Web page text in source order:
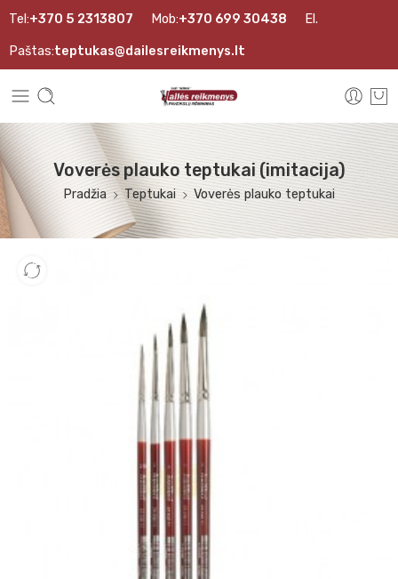
Tel:+370 5 2313807 Mob:+370 699 30438 El.
Paštas:teptukas@dailesreikmenys.lt
Voverės plauko teptukai (imitacija)
Pradžia Teptukai Voverės plauko teptukai